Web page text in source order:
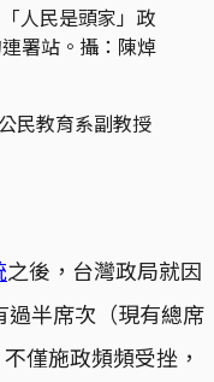
人民是頭家」政
署站。攝：陳焯
民教育系副教授
之後，台灣政局就因
半席次（現有總席
僅施政頻頻受挫，